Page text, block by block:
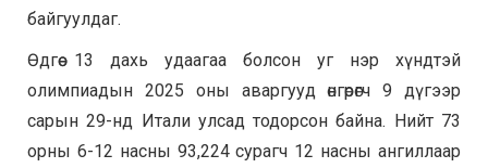
байгуулдаг.
Өдгөө 13 дахь удаагаа болсон уг нэр хүндтэй
олимпиадын 2025 оны аваргууд өнгөрөгч 9 дүгээр
сарын 29-нд Итали улсад тодорсон байна. Нийт 73
орны 6-12 насны 93,224 сурагч 12 насны ангиллаар